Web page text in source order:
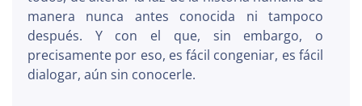
manera nunca antes conocida ni tampoco
después. Y con el que, sin embargo, o
precisamente por eso, es fácil congeniar, es fácil
dialogar, aún sin conocerle.